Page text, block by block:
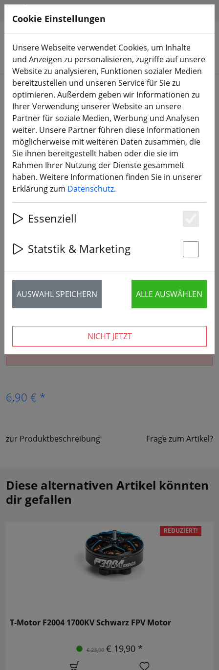
Produkte suchen
Start Propeller 5 Zoll Propeller
T-Motor T5150 3 Blatt Racing
Propeller Orange 10Stk 5 Zoll
6,90 € *
zur Produktbeschreibung Frage zum Artikel?
Diese alternativen Artikel könnten
dir gefallen
REDUZIERT!
T-Motor F2004 1700KV Schwarz FPV Motor
€ 23,90 € 19,90 *
Cookie Einstellungen
Unsere Webseite verwendet Cookies, um Inhalte
und Anzeigen zu personalisieren, zugriffe auf unsere
Website zu analysieren, Funktionen sozialer Medien
bereitzustellen und unseren Service für Sie zu
optimieren. Außerdem geben wir Informationen zu
Ihrer Verwendung unserer Website an unsere
Partner für soziale Medien, Werbung und Analysen
weiter. Unsere Partner führen diese Informationen
möglicherweise mit weiteren Daten zusammen, die
Sie ihnen bereitgestellt haben oder die sie im
Rahmen Ihrer Nutzung der Dienste gesammelt
haben. Weitere Informationen finden Sie in unserer
Erklärung zum Datenschutz.
Essenziell
Statstik & Marketing
AUSWAHL SPEICHERN ALLE AUSWÄHLEN
NICHT JETZT